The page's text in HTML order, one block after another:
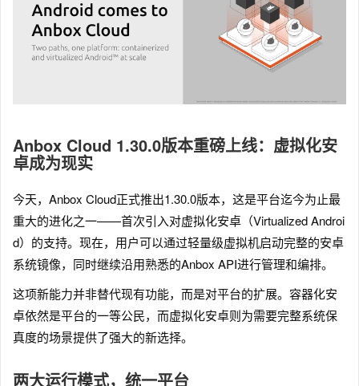
Anbox Cloud 1.30.0版本重磅上线：虚拟化安
卓成为现实
今天，Anbox Cloud正式推出1.30.0版本，这是平台迄今为止最
重大的进化之一——首次引入对虚拟化安卓（Virtualized Androi
d）的支持。现在，用户可以通过轻量级虚拟机启动完整的安卓
系统镜像，同时继续沿用熟悉的Anbox API进行管理和编排。
这项新能力并非替代现有功能，而是对平台的扩展。容器化安
卓依然是平台的一等公民，而虚拟化安卓则为需要完整系统保
真度的场景提供了强大的新选择。
两大运行模式，统一平台